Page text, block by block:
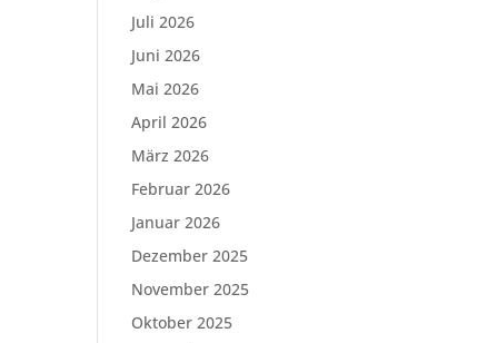
Juli 2026
Juni 2026
Mai 2026
April 2026
März 2026
Februar 2026
Januar 2026
Dezember 2025
November 2025
Oktober 2025